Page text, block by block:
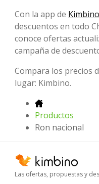
Con la app de
descuentos en todo
conoce ofertas
campaña de
Compara los precios
lugar: Kimbino.
Productos
Ron nacional
Las ofertas, propuestas y